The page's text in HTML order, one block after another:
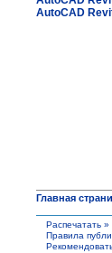
AutoCAD
Главная
Распечатать »
Правила